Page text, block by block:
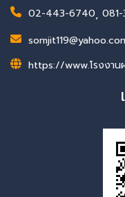
02-443-6740,
https://www.โรงงาน